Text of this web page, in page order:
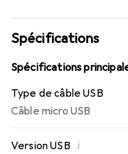
Spécifications
Spécifications
Type de câble USB
Câble micro USB
Version USB i